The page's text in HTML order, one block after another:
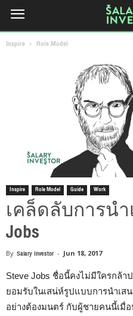
Inspire Role Model
Inspire Role Model Guide Work
เคล็ดลับการนำ
Jobs
By Salary Investor - Jun 18, 2017
Steve Jobs ชื่อนี้คงไม่มีใครกล้า
ยอมรับในเสน่ห์รูปแบบการนำเส
อย่างต้องมนตร์ กับผู้ชายคนนี้เมื่